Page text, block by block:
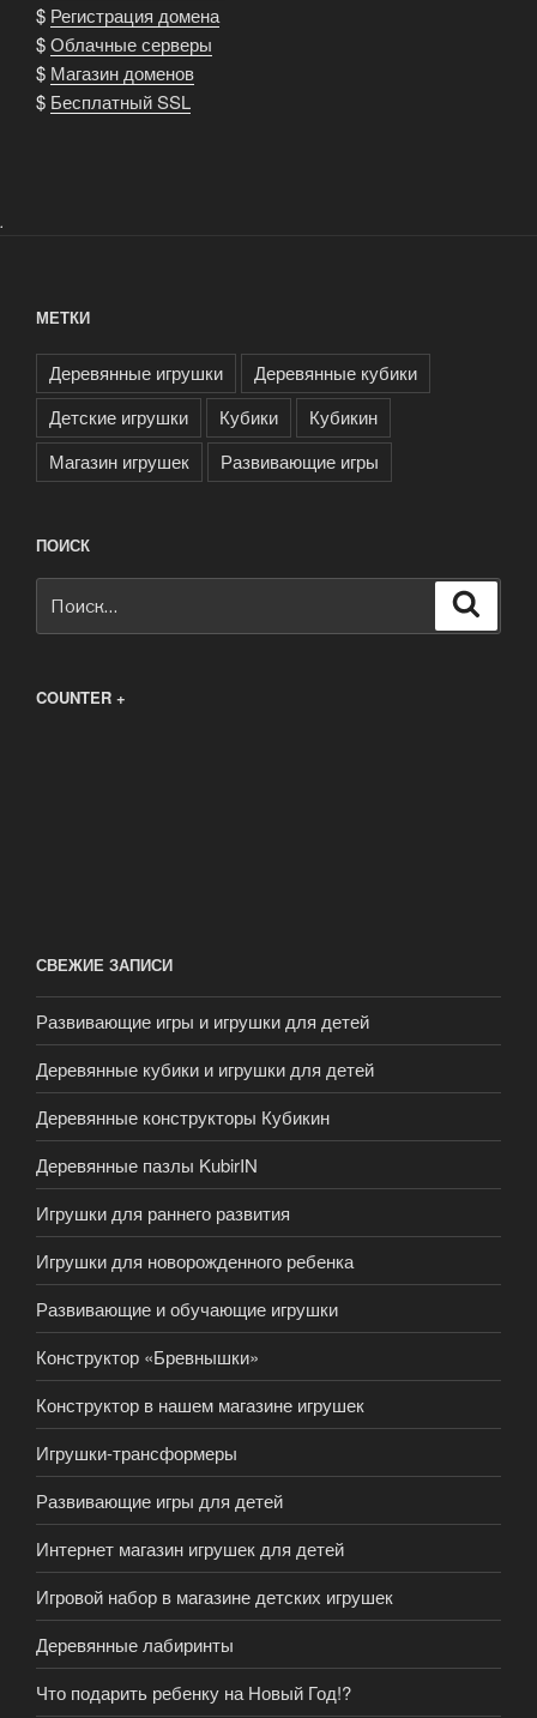
$ Регистрация домена
$Облачные серверы
$ Магазин доменов
$ Бесплатный SSL
.
МЕТКИ
Деревянные игрушки
Деревянные кубики
Детские игрушки
Кубики
Кубикин
Магазин игрушек
Развивающие игры
ПОИСК
COUNTER +
СВЕЖИЕ ЗАПИСИ
Развивающие игры и игрушки для детей
Деревянные кубики и игрушки для детей
Деревянные конструкторы Кубикин
Деревянные пазлы KubirIN
Игрушки для раннего развития
Игрушки для новорожденного ребенка
Развивающие и обучающие игрушки
Конструктор «Бревнышки»
Конструктор в нашем магазине игрушек
Игрушки-трансформеры
Развивающие игры для детей
Интернет магазин игрушек для детей
Игровой набор в магазине детских игрушек
Деревянные лабиринты
Что подарить ребенку на Новый Год!?